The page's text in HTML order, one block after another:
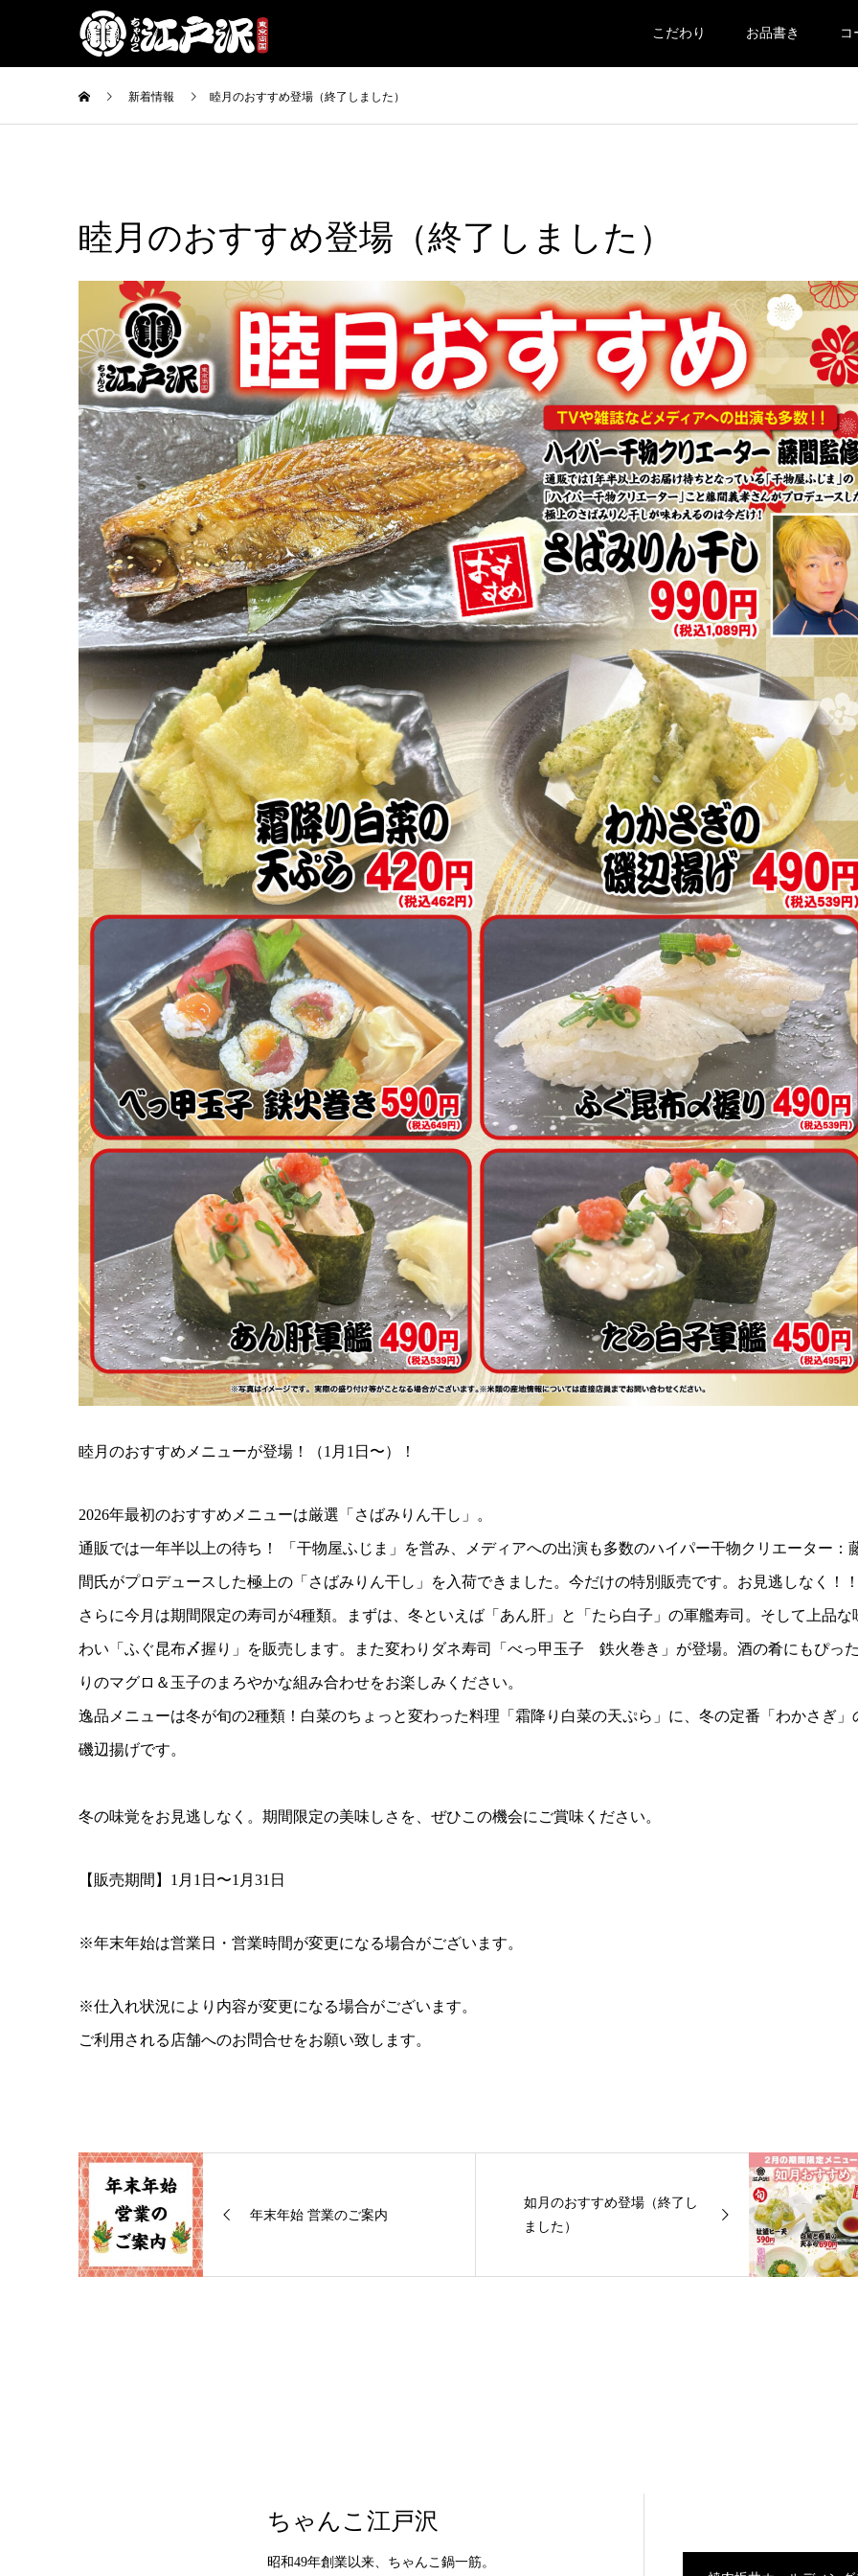
こだわり お品書き コ
新着情報 睦月のおすすめ登場（終了しました）
睦月のおすすめ登場（終了しました）
睦月のおすすめメニューが登場！（1月1日〜）！
2026年最初のおすすめメニューは厳選「さばみりん干し」。
通販では一年半以上の待ち！ 「干物屋ふじま」を営み、メディアへの出演も多数のハイパー干物クリエーター：
間氏がプロデュースした極上の「さばみりん干し」を入荷できました。今だけの特別販売です。お見逃しなく！！
さらに今月は期間限定の寿司が4種類。まずは、冬といえば「あん肝」と「たら白子」の軍艦寿司。そして上品な
わい「ふぐ昆布〆握り」を販売します。また変わりダネ寿司「べっ甲玉子 鉄火巻き」が登場。酒の肴にもぴった
りのマグロ＆玉子のまろやかな組み合わせをお楽しみください。
逸品メニューは冬が旬の2種類！白菜のちょっと変わった料理「霜降り白菜の天ぷら」に、冬の定番「わかさぎ」
磯辺揚げです。
冬の味覚をお見逃しなく。期間限定の美味しさを、ぜひこの機会にご賞味ください。
【販売期間】1月1日〜1月31日
※年末年始は営業日・営業時間が変更になる場合がございます。
※仕入れ状況により内容が変更になる場合がございます。
ご利用される店舗へのお問合せをお願い致します。
年末年始 営業のご案内
如月のおすすめ登場（終了し
ました）
ちゃんこ江戸沢
昭和49年創業以来、ちゃんこ鍋一筋。